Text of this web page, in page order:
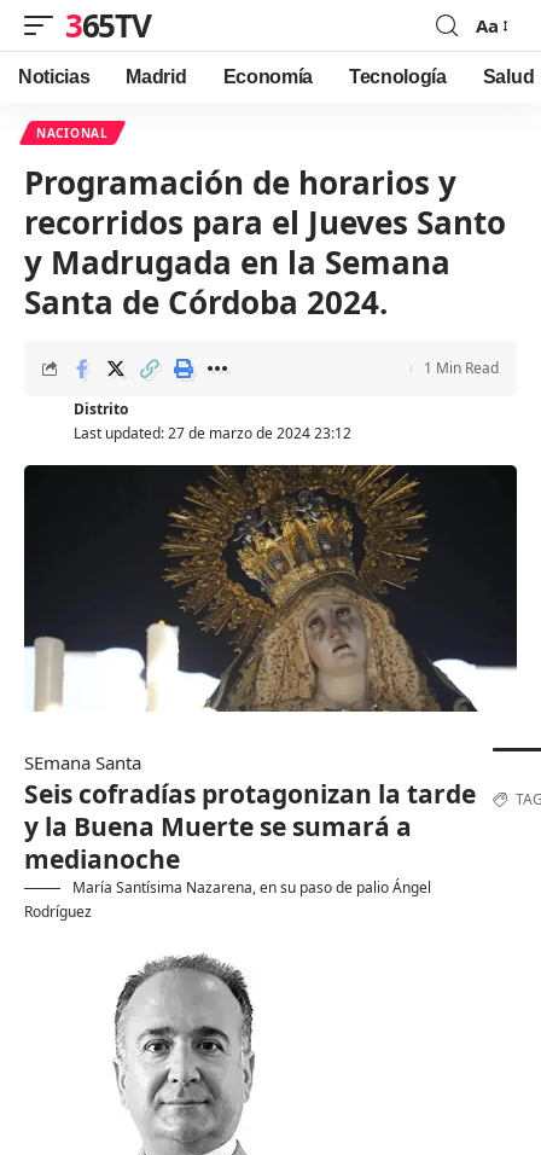
365TV
Font
Resizer
Aa
Noticias Madrid Economía Tecnología Salud
NACIONAL
Programación de horarios y
recorridos para el Jueves Santo
y Madrugada en la Semana
Santa de Córdoba 2024.
Last updated: 27 de marzo de 2024 23:12
Distrito
1 Min Read
SEmana Santa
Seis cofradías protagonizan la tarde
y la Buena Muerte se sumará a
medianoche
María Santísima Nazarena, en su paso de palioÁngel
Rodríguez